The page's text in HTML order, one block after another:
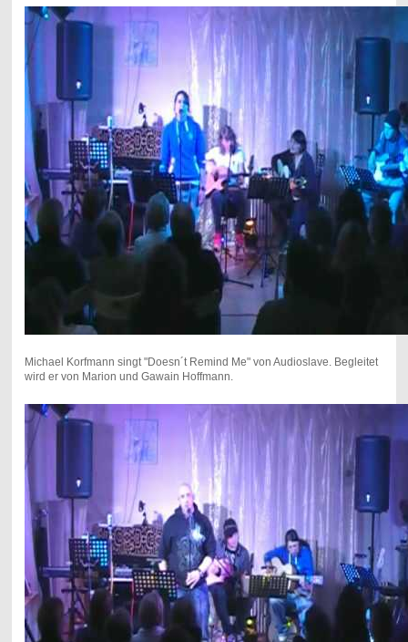
Michael Korfmann singt "Doesn´t Remind Me" von Audioslave. Begleitet
wird er von Marion und Gawain Hoffmann.